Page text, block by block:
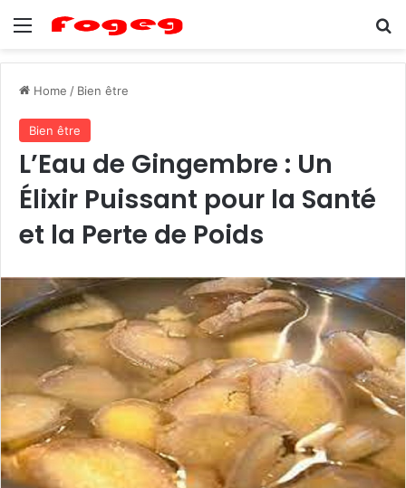
Menu
Home / Bien être
Bien être
L’Eau de Gingembre : Un
Élixir Puissant pour la Santé
et la Perte de Poids